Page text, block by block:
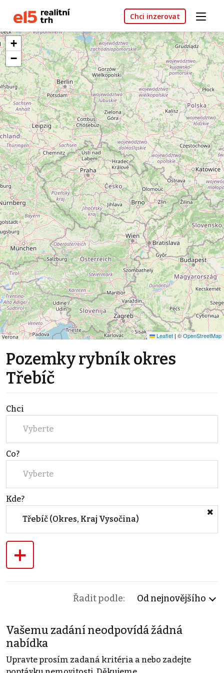
Chci inzerovat
+
−
Leaflet | ©OpenStreetMap
Pozemky rybník okres
Třebíč
Chci
Vyberte
Co?
Vyberte
Kde?
Třebíč (Okres, Kraj Vysočina)
+
Řadit podle: Od nejnovějšího
Vašemu zadání neodpovídá žádná
nabídka
Upravte prosím zadaná kritéria a nebo zadejte